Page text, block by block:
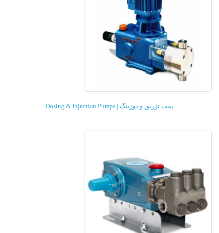
پمپ تزریق و دوزینگ | Dosing & Injection Pumps